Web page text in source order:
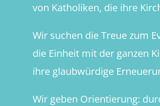
von Katholiken, die ihre
Wir suchen die Treue zum
die Einheit mit der ganzen
ihre glaubwürdige
Wir geben Orientierung: